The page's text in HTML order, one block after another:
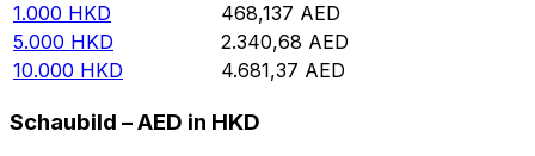
1.000 HKD 468,137 AED
5.000 HKD 2.340,68 AED
10.000 HKD 4.681,37 AED
Schaubild – AED in HKD